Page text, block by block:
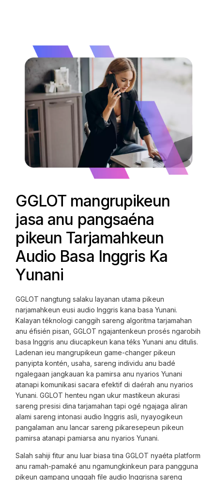
GGLOT mangrupikeun
jasa anu pangsaéna
pikeun Tarjamahkeun
Audio Basa Inggris Ka
Yunani
GGLOT nangtung salaku layanan utama pikeun
narjamahkeun eusi audio Inggris kana basa Yunani.
Kalayan téknologi canggih sareng algoritma tarjamahan
anu éfisién pisan, GGLOT ngajantenkeun prosés ngarobih
basa Inggris anu diucapkeun kana téks Yunani anu ditulis.
Ladenan ieu mangrupikeun game-changer pikeun
panyipta kontén, usaha, sareng individu anu badé
ngalegaan jangkauan ka pamirsa anu nyarios Yunani
atanapi komunikasi sacara efektif di daérah anu nyarios
Yunani. GGLOT henteu ngan ukur mastikeun akurasi
sareng presisi dina tarjamahan tapi ogé ngajaga aliran
alami sareng intonasi audio Inggris asli, nyayogikeun
pangalaman anu lancar sareng pikaresepeun pikeun
pamirsa atanapi pamiarsa anu nyarios Yunani.
Salah sahiji fitur anu luar biasa tina GGLOT nyaéta platform
anu ramah-pamaké anu ngamungkinkeun para pangguna
pikeun gampang unggah file audio Inggrisna sareng